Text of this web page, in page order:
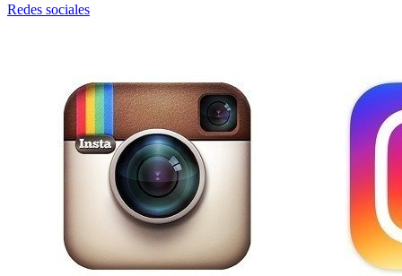
Redes sociales